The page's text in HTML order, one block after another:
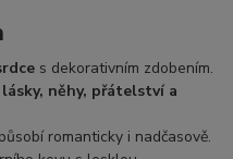
s dekorativním zdobením.
lásky, něhy, přátelství a
romanticky i nadčasově.